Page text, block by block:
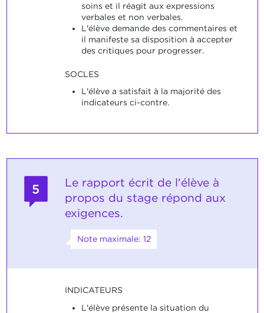
soins et il réagit aux expressions
verbales et non verbales.
L'élève demande des commentaires et
il manifeste sa disposition à accepter
des critiques pour progresser.
SOCLES
L'élève a satisfait à la majorité des
indicateurs ci-contre.
5
Le rapport écrit de l'élève à
propos du stage répond aux
exigences.
Note maximale: 12
INDICATEURS
L'élève présente la situation du